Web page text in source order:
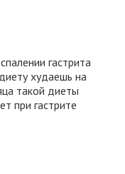
гастрита
худаешь на
такой диеты
при гастрите